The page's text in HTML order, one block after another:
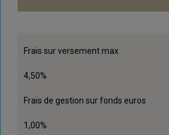
Frais sur versement max
4,50%
Frais de gestion sur fonds euros
1,00%